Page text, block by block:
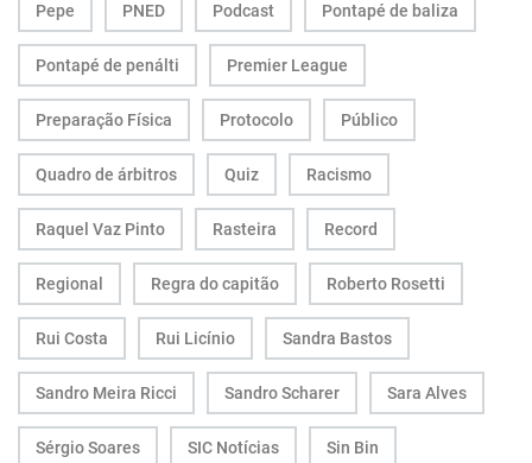
Pepe PNED Podcast Pontapé de baliza
Pontapé de penálti Premier League
Preparação Física Protocolo Público
Quadro de árbitros Quiz Racismo
Raquel Vaz Pinto Rasteira Record
Regional Regra do capitão Roberto Rosetti
Rui Costa Rui Licínio Sandra Bastos
Sandro Meira Ricci Sandro Scharer Sara Alves
Sérgio Soares SIC Notícias Sin Bin